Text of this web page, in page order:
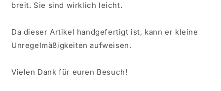
breit. Sie sind wirklich leicht.
Da dieser Artikel handgefertigt ist, kann er kleine
Unregelmäßigkeiten aufweisen.
Vielen Dank für euren Besuch!